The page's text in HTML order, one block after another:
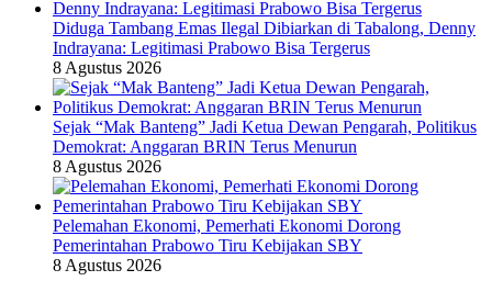
Diduga Tambang Emas Ilegal Dibiarkan di Tabalong, Denny
Indrayana: Legitimasi Prabowo Bisa Tergerus
8 Agustus 2026
Sejak “Mak Banteng” Jadi Ketua Dewan Pengarah, Politikus
Demokrat: Anggaran BRIN Terus Menurun
8 Agustus 2026
Pelemahan Ekonomi, Pemerhati Ekonomi Dorong
Pemerintahan Prabowo Tiru Kebijakan SBY
8 Agustus 2026